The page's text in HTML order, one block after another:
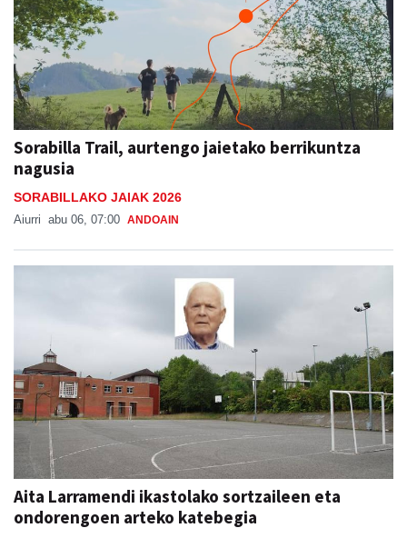
Sorabilla Trail, aurtengo jaietako berrikuntza
nagusia
SORABILLAKO JAIAK 2026
Aiurri abu 06, 07:00 ANDOAIN
Aita Larramendi ikastolako sortzaileen eta
ondorengoen arteko katebegia